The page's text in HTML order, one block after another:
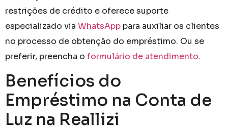
restrições de crédito e oferece suporte
especializado via WhatsApp para auxiliar os clientes
no processo de obtenção do empréstimo. Ou se
preferir, preencha o formulário de atendimento.
Benefícios do
Empréstimo na Conta de
Luz na Reallizi